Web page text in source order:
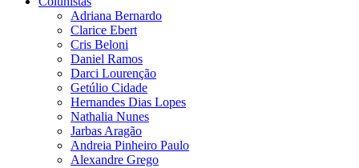
Adriana Bernardo
Clarice Ebert
Cris Beloni
Daniel Ramos
Darci Lourenção
Getúlio Cidade
Hernandes Dias Lopes
Nathalia Nunes
Jarbas Aragão
Andreia Pinheiro Paulo
Alexandre Grego